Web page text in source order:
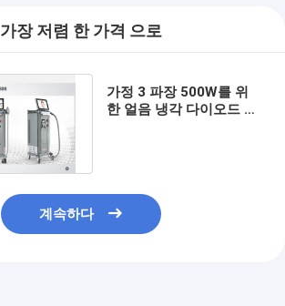
가장 저렴 한 가격 으로
가정 3 파장 500W를 위
한 얼음 냉각 다이오드 레
계속하다